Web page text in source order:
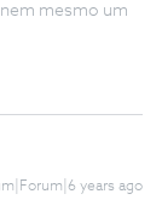
mesmo um
years ago